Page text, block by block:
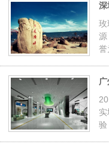
深
玫
源
誉
验